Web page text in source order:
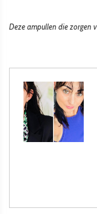
Deze ampullen die zorgen